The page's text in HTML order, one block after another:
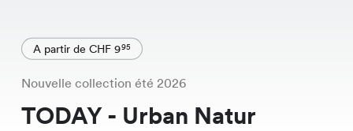
A partir de CHF 995
Nouvelle collection été 2026
TODAY - Urban Natur